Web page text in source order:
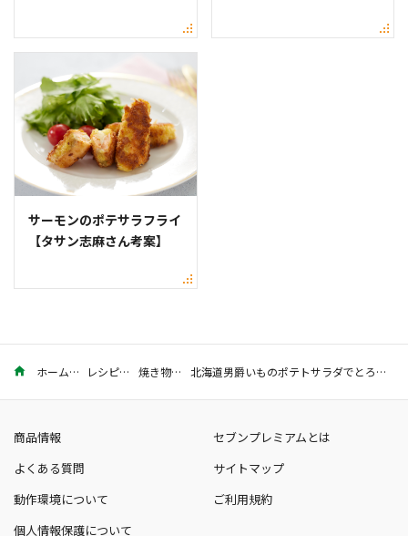
サーモンのポテサラフライ
【タサン志麻さん考案】
ホーム レシピ 焼き物 北海道男爵いものポテトサラダでとろ〜りチーズのいももち
商品情報
セブンプレミアムとは
よくある質問
サイトマップ
動作環境について
ご利用規約
個人情報保護について